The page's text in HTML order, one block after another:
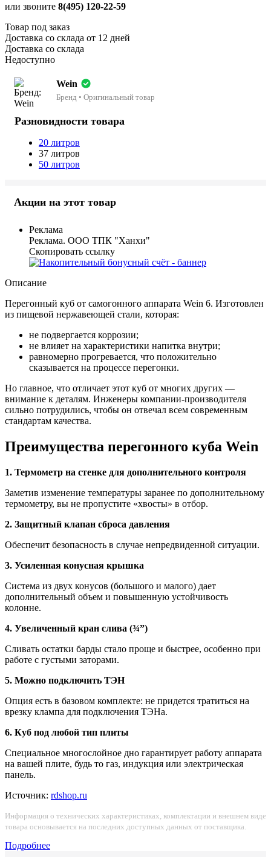
или звоните 8(495) 120-22-59
Товар под заказ
Доставка со склада от 12 дней
Доставка со склада
Недоступно
Wein
Бренд • Оригинальный товар
Разновидности товара
20 литров
37 литров
50 литров
Акции на этот товар
Реклама
Реклама. ООО ТПК "Ханхи"
Скопировать ссылку
Описание
Перегонный куб от самогонного аппарата Wein 6. Изготовлен
из пищевой нержавеющей стали, которая:
не подвергается коррозии;
не влияет на характеристики напитка внутри;
равномерно прогревается, что положительно
сказывается на процессе перегонки.
Но главное, что отличает этот куб от многих других —
внимание к деталям. Инженеры компании-производителя
сильно потрудились, чтобы он отвечал всем современным
стандартам качества.
Преимущества перегонного куба Wein
1. Термометр на стенке для дополнительного контроля
Заметив изменение температуры заранее по дополнительному
термометру, вы не пропустите «хвосты» в отбор.
2. Защитный клапан сброса давления
Обеспечит безопасность в случае непредвиденной ситуации.
3. Усиленная конусная крышка
Система из двух конусов (большого и малого) дает
дополнительный объем и повышенную устойчивость
колонне.
4. Увеличенный кран слива (¾”)
Сливать остатки барды стало проще и быстрее, особенно при
работе с густыми заторами.
5. Можно подключить ТЭН
Опция есть в базовом комплекте: не придется тратиться на
врезку клампа для подключения ТЭНа.
6. Куб под любой тип плиты
Специальное многослойное дно гарантирует работу аппарата
на вашей плите, будь то газ, индукция или электрическая
панель.
Источник: rdshop.ru
Информация о технических характеристиках, комплектации и внешнем виде
товара основывается на последних доступных данных от поставщика.
Подробнее